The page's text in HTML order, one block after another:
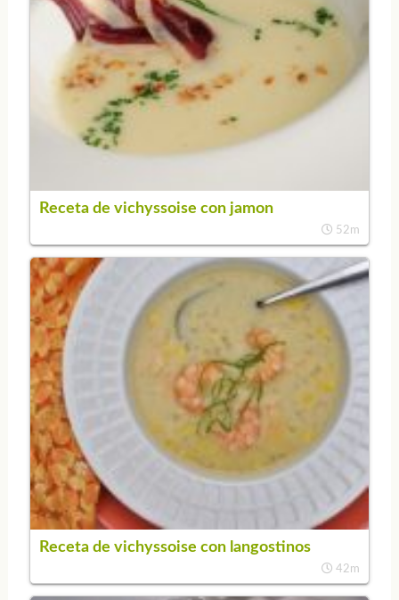
Receta de vichyssoise con jamon
52m
Receta de vichyssoise con langostinos
42m